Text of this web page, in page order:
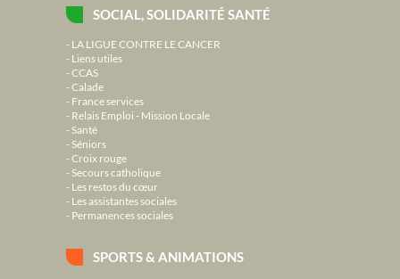
SOCIAL, SOLIDARITÉ SANTÉ
LA LIGUE CONTRE LE CANCER
Liens utiles
CCAS
Calade
France services
Relais Emploi - Mission Locale
Santé
Séniors
Croix rouge
Secours catholique
Les restos du cœur
Les assistantes sociales
Permanences sociales
SPORTS & ANIMATIONS